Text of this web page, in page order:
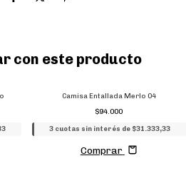
con este producto
Camisa Entallada Merlo 04
$94.000
3 cuotas sin interés de $31.333,33
Comprar